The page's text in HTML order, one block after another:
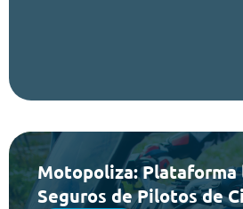
Motopoliza: Plataforma
Seguros de Pilotos de